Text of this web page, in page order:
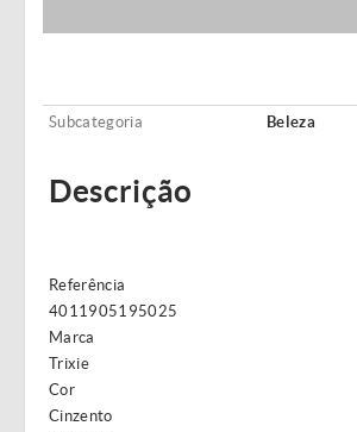
Subcategoria Beleza
Descrição
Referência
4011905195025
Marca
Trixie
Cor
Cinzento